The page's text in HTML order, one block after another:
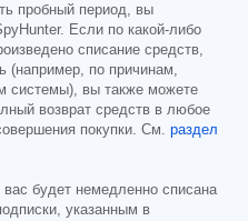
пробный период, вы
Если по какой-либо
списание средств,
(например, по причинам,
системы), вы также можете
возврат средств в любое
покупки. См. раздел
вас будет немедленно списана
указанным в